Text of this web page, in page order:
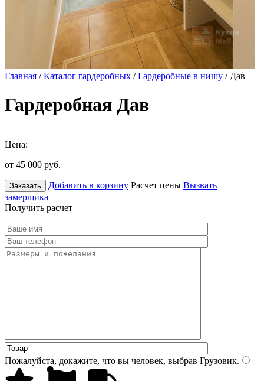
Главная /Каталог гардеробных /Гардеробные в нишу / Дав
Гардеробная Дав
Цена:
от 45 000 руб.
Заказать Добавить в корзину Расчет цены Вызвать
замерщика
Получить расчет
Пожалуйста, докажите, что вы человек, выбрав Грузовик.